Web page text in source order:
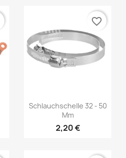
Schlauchschelle 32 - 50
Mm
2,20 €
favorite_border